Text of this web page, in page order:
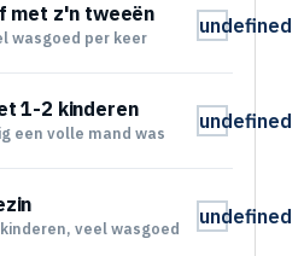
undefined
met z'n tweeën
wasgoed per keer
undefined
1-2 kinderen
een volle mand was
undefined
veel wasgoed